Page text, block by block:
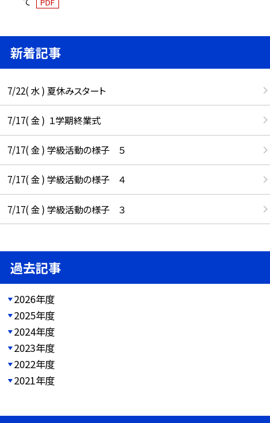
新着記事
7/22( 水 ) 夏休みスタート
7/17( 金 ) １学期終業式
7/17( 金 ) 学級活動の様子 ５
7/17( 金 ) 学級活動の様子 ４
7/17( 金 ) 学級活動の様子 ３
過去記事
2026年度
2025年度
2024年度
2023年度
2022年度
2021年度